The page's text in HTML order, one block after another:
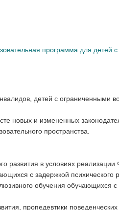
программа для детей
детей с ограниченными
новых и измененных
пространства.
развития в условиях
с задержкой психического
обучения обучающихся с
пропедевтики